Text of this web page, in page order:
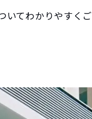
いてわかりやすくご